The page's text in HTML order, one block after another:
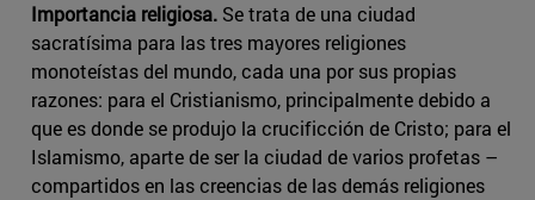
Importancia religiosa. Se trata de una ciudad
sacratísima para las tres mayores religiones
monoteístas del mundo, cada una por sus propias
razones: para el Cristianismo, principalmente debido a
que es donde se produjo la crucificción de Cristo; para el
Islamismo, aparte de ser la ciudad de varios profetas –
compartidos en las creencias de las demás religiones